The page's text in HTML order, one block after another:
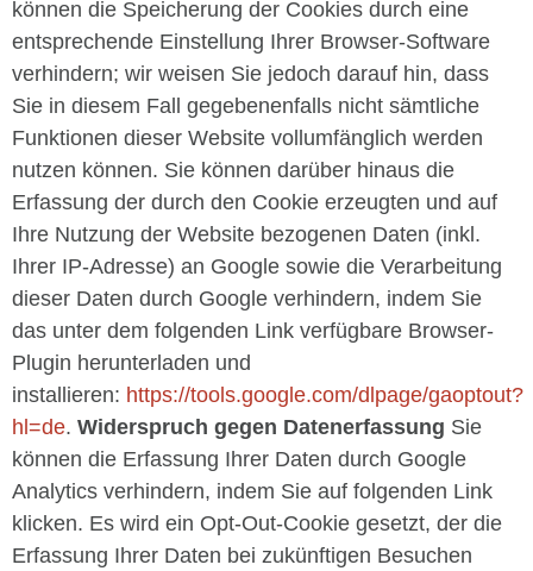
können die Speicherung der Cookies durch eine
entsprechende Einstellung Ihrer Browser-Software
verhindern; wir weisen Sie jedoch darauf hin, dass
Sie in diesem Fall gegebenenfalls nicht sämtliche
Funktionen dieser Website vollumfänglich werden
nutzen können. Sie können darüber hinaus die
Erfassung der durch den Cookie erzeugten und auf
Ihre Nutzung der Website bezogenen Daten (inkl.
Ihrer IP-Adresse) an Google sowie die Verarbeitung
dieser Daten durch Google verhindern, indem Sie
das unter dem folgenden Link verfügbare Browser-
Plugin herunterladen und
installieren: https://tools.google.com/dlpage/gaoptout?
hl=de. Widerspruch gegen Datenerfassung Sie
können die Erfassung Ihrer Daten durch Google
Analytics verhindern, indem Sie auf folgenden Link
klicken. Es wird ein Opt-Out-Cookie gesetzt, der die
Erfassung Ihrer Daten bei zukünftigen Besuchen